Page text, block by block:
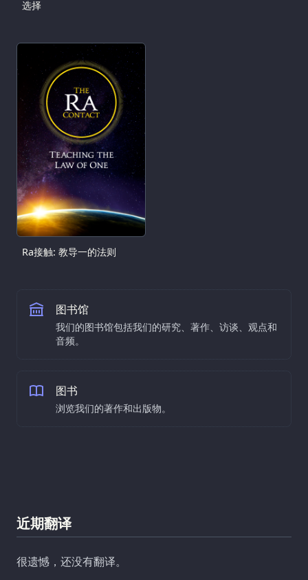
选择
Ra接触: 教导一的法则
图书馆
我们的图书馆包括我们的研究、著作、访谈、观点和
音频。
图书
浏览我们的著作和出版物。
近期翻译
很遗憾，还没有翻译。